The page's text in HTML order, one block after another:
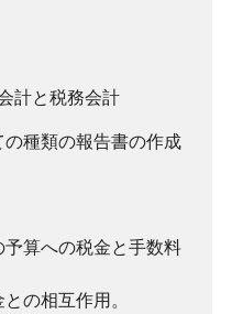
計と税務会計
種類の報告書の作成
算への税金と手数料
の相互作用。